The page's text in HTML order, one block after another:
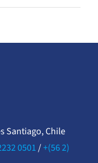
Santiago, Chile
0501/+(56 2)